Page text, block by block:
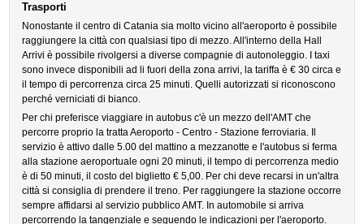
Trasporti
Nonostante il centro di Catania sia molto vicino all'aeroporto è possibile
raggiungere la città con qualsiasi tipo di mezzo. All'interno della Hall
Arrivi è possibile rivolgersi a diverse compagnie di autonoleggio. I taxi
sono invece disponibili ad li fuori della zona arrivi, la tariffa è € 30 circa e
il tempo di percorrenza circa 25 minuti. Quelli autorizzati si riconoscono
perché verniciati di bianco.
Per chi preferisce viaggiare in autobus c'è un mezzo dell'AMT che
percorre proprio la tratta Aeroporto - Centro - Stazione ferroviaria. Il
servizio è attivo dalle 5.00 del mattino a mezzanotte e l'autobus si ferma
alla stazione aeroportuale ogni 20 minuti, il tempo di percorrenza medio
è di 50 minuti, il costo del biglietto € 5,00. Per chi deve recarsi in un'altra
città si consiglia di prendere il treno. Per raggiungere la stazione occorre
sempre affidarsi al servizio pubblico AMT. In automobile si arriva
percorrendo la tangenziale e seguendo le indicazioni per l'aeroporto.